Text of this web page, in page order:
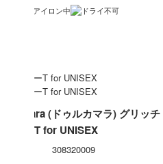
Dulcamara (ドゥルカマラ) グリッチ
ボーダーT for UNISEX
308320009